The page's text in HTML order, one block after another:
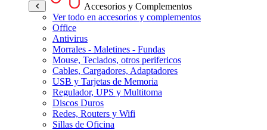
Accesorios y Complementos
Ver todo en accesorios y complementos
Office
Antivirus
Morrales - Maletines - Fundas
Mouse, Teclados, otros perifericos
Cables, Cargadores, Adaptadores
USB y Tarjetas de Memoria
Regulador, UPS y Multitoma
Discos Duros
Redes, Routers y Wifi
Sillas de Oficina